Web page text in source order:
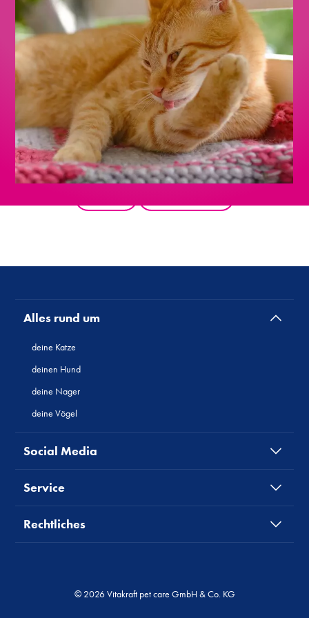
Alles rund um
deine Katze
deinen Hund
deine Nager
deine Vögel
Social Media
Service
Rechtliches
© 2026 Vitakraft pet care GmbH & Co. KG